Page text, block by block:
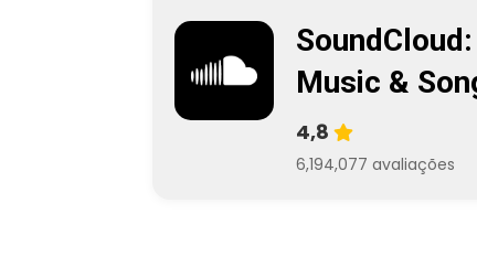
Music &
4,8
6,194,077 avaliações